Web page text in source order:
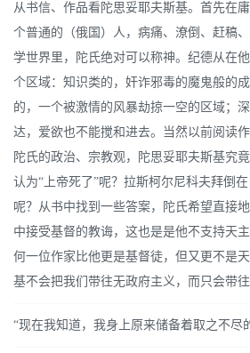
从书信、作品看陀思妥耶夫斯基。首先在
个普通的（俄国）人，病痛、潦倒、赶稿
学世界里，陀氏绝对可以称神。纪德从在
个区域：知识类的，奸诈邪毒的魔鬼般的
的，一个被激情的风暴劫掠一空的区域；
达，爱欲也不能搅和进去。当然以前阅读
陀氏的政治、宗教观，陀思妥耶夫斯基究
认为“上帝死了”呢？拉斯柯尔尼科夫拜倒
呢？从书中找到一些答案，陀氏希望直接
中接受基督的教诲，这也是是他不支持天
何一位作家比他更是基督徒，但又更不是
基不会把我们带往无政府主义，而只会带
“现在我知道，我身上原来储备着取之不尽